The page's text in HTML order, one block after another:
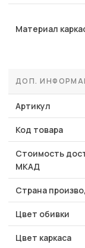
Материал
ДОП.
Артикул
Код товара
Стоимость
МКАД
Страна
Цвет обивки
Цвет каркаса